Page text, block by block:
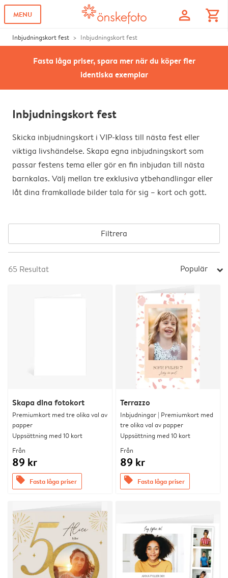
MENU profile shopping_cart
Inbjudningskort fest Inbjudningskort fest
Fasta låga priser, spara mer när du köper fler
identiska exemplar
Inbjudningskort fest
Skicka inbjudningskort i VIP-klass till nästa fest eller
viktiga livshändelse. Skapa egna inbjudningskort som
passar festens tema eller gör en fin inbjudan till nästa
barnkalas. Välj mellan tre exklusiva ytbehandlingar eller
låt dina framkallade bilder tala för sig – kort och gott.
Filtrera
65 Resultat Populär arrow_right
Skapa dina fotokort
Premiumkort med tre olika val av
papper
Uppsättning med 10 kort
Från
89 kr
offers Fasta låga priser
Terrazzo
Inbjudningar | Premiumkort med
tre olika val av papper
Uppsättning med 10 kort
Från
89 kr
offers Fasta låga priser